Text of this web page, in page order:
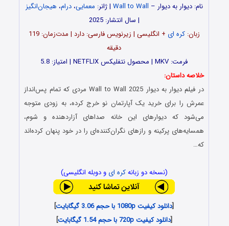
نام: دیوار به دیوار – Wall to Wall | ژانر: معمایی،درام، هیجان‌انگیز
| سال انتشار: 2025
زبان:کره ای
+ انگلیسی | زیرنویس فارسی: دارد | مدت‌زمان: 119
دقیقه
فرمت: MKV | محصول نتفلیکس NETFLIX | امتیاز: 5.8
خلاصه داستان:
در فیلم دیوار به دیوار Wall to Wall 2025 مردی که تمام پس‌انداز
عمرش را برای خرید یک آپارتمان نو خرج کرده، به زودی متوجه
می‌شود که دیوارهای این خانه صداهای آزاردهنده و شوم،
همسایه‌های پرکینه و رازهای نگران‌کننده‌ای را در خود پنهان کرده‌اند
که…
(نسخه دو زبانهکره ای و دوبله انگلیسی)
[دانلود کیفیت 1080p با حجم 3.06 گیگابایت
]
[دانلود کیفیت 720p با حجم 1.54 گیگابایت
]